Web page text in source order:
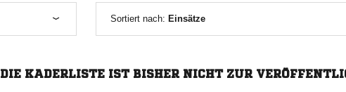
Sortiert nach: Einsätze
DIE KADERLISTE IST BISHER NICHT ZUR